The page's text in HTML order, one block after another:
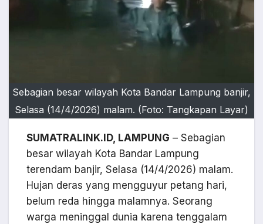
Sebagian besar wilayah Kota Bandar Lampung banjir,
Selasa (14/4/2026) malam. (Foto: Tangkapan Layar)
SUMATRALINK.ID, LAMPUNG – Sebagian
besar wilayah Kota Bandar Lampung
terendam banjir, Selasa (14/4/2026) malam.
Hujan deras yang mengguyur petang hari,
belum reda hingga malamnya. Seorang
warga meninggal dunia karena tenggalam